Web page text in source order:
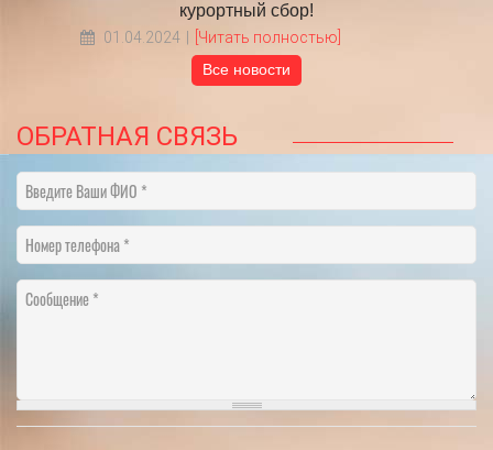
курортный сбор!
01.04.2024 [Читать полностью]
Все новости
ОБРАТНАЯ СВЯЗЬ
Введите Ваши ФИО
Номер телефона
Сообщение